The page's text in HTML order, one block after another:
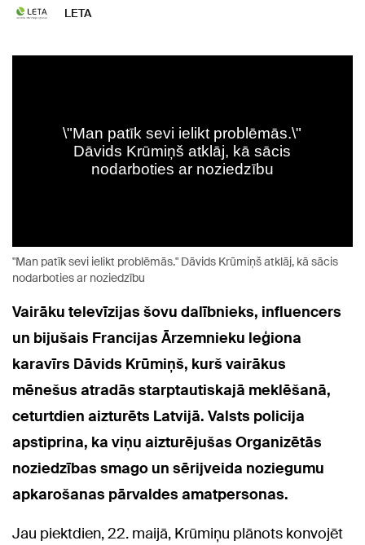
LETA
"Man patīk sevi ielikt problēmās." Dāvids Krūmiņš atklāj, kā sācis
nodarboties ar noziedzību
Vairāku televīzijas šovu dalībnieks, influencers
un bijušais Francijas Ārzemnieku leģiona
karavīrs Dāvids Krūmiņš, kurš vairākus
mēnešus atradās starptautiskajā meklēšanā,
ceturtdien aizturēts Latvijā. Valsts policija
apstiprina, ka viņu aizturējušas Organizētās
noziedzības smago un sērijveida noziegumu
apkarošanas pārvaldes amatpersonas.
Jau piektdien, 22. maijā, Krūmiņu plānots konvojēt